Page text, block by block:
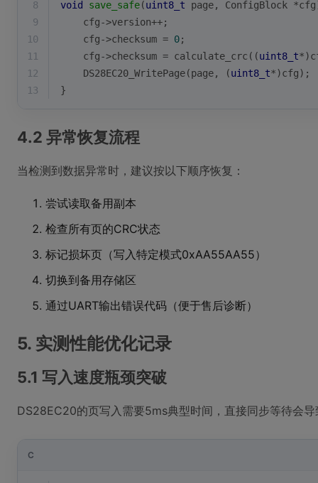
8 void save_safe(uint8_t page, ConfigBlock
9
    cfg->version++;
10
    cfg->checksum =
0;
11
    cfg->checksum = calculate_crc((
uint8_t
12
    DS28EC20_WritePage(page, (
uint8_t*)cfg);
13
}
4.2 异常恢复流程
当检测到数据异常时，建议按以下顺序恢复：
尝试读取备用副本
检查所有页的CRC状态
标记损坏页（写入特定模式0xAA55AA55）
切换到备用存储区
通过UART输出错误代码（便于售后诊断）
5. 实测性能优化记录
5.1 写入速度瓶颈突破
DS28EC20的页写入需要5ms典型时间，直接同步等待会
C